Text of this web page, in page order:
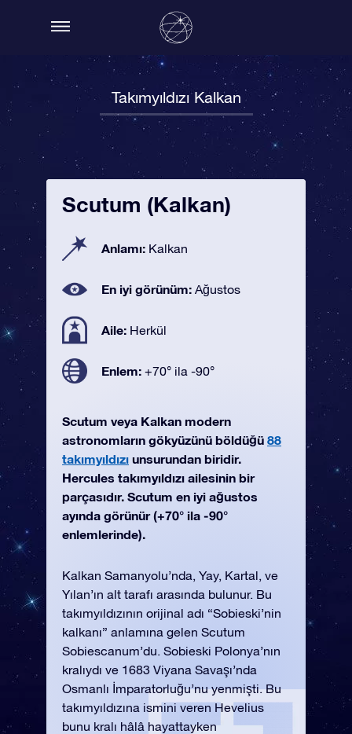
Takımyıldızı Kalkan
Scutum (Kalkan)
Anlamı: Kalkan
En iyi görünüm: Ağustos
Aile: Herkül
Enlem: +70° ila -90°
Scutum veya Kalkan modern
astronomların gökyüzünü böldüğü 88
takımyıldızı unsurundan biridir.
Hercules takımyıldızı ailesinin bir
parçasıdır. Scutum en iyi ağustos
ayında görünür (+70° ila -90°
enlemlerinde).
Kalkan Samanyolu’nda, Yay, Kartal, ve
Yılan’ın alt tarafı arasında bulunur. Bu
takımyıldızının orijinal adı “Sobieski’nin
kalkanı” anlamına gelen Scutum
Sobiescanum’du. Sobieski Polonya’nın
kralıydı ve 1683 Viyana Savaşı’nda
Osmanlı İmparatorluğu’nu yenmişti. Bu
takımyıldızına ismini veren Hevelius
bunu kralı hâlâ hayattayken